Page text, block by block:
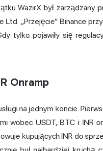
WazirX był zarządzany
„Przejęcie” Binance
tylko pojawiły się
Onramp
na jednym koncie.
wobec USDT, BTC i INR
kupujących INR do